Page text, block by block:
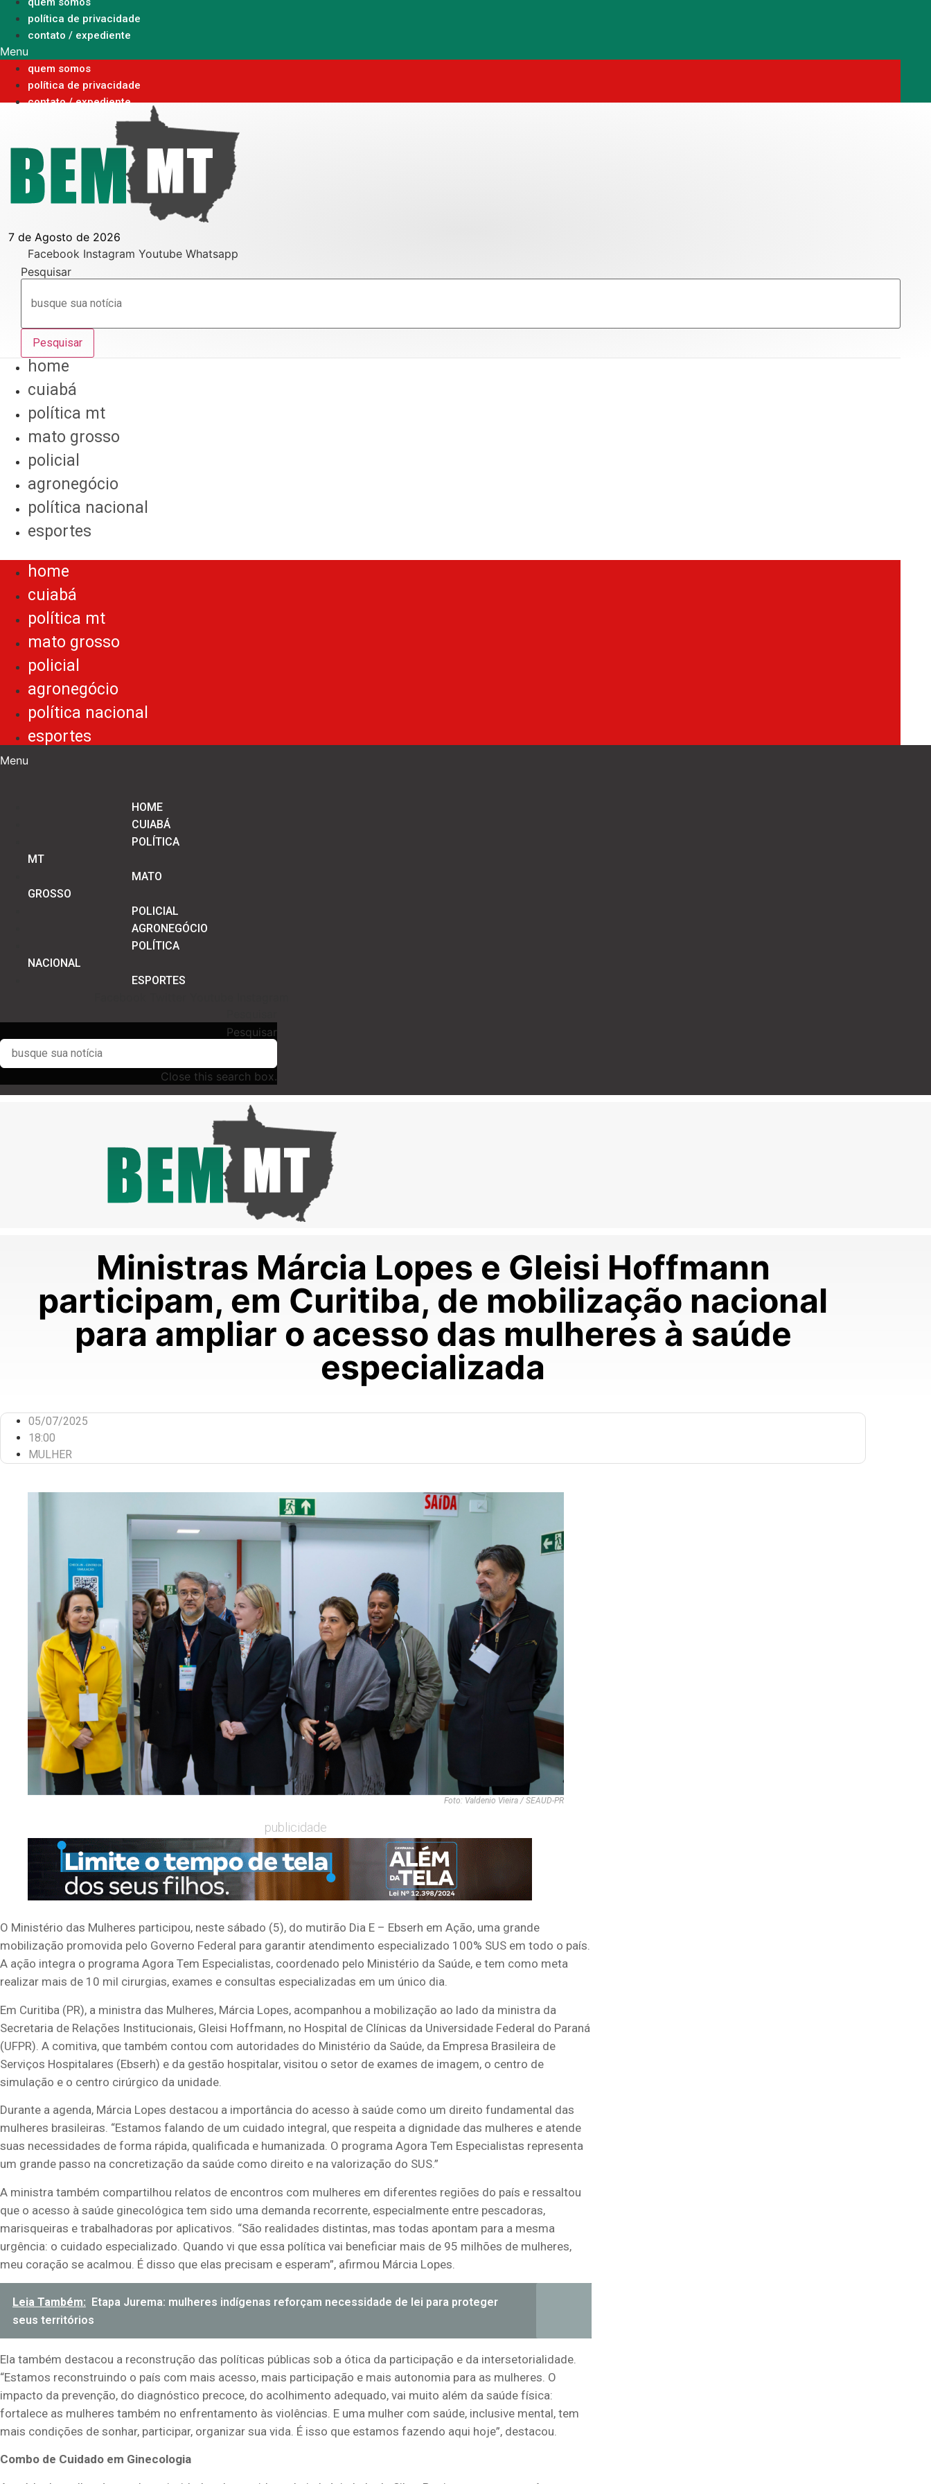
para
conteúdo
política de privacidade
contato / expediente
Menu
quem somos
política de privacidade
contato / expediente
7 de Agosto de 2026
Facebook Instagram Youtube Whatsapp
Pesquisar
Pesquisar
home
cuiabá
política mt
mato grosso
policial
agronegócio
política nacional
esportes
home
cuiabá
política mt
mato grosso
policial
agronegócio
política nacional
esportes
Menu
HOME
CUIABÁ
POLÍTICA
MT
MATO
GROSSO
POLICIAL
AGRONEGÓCIO
POLÍTICA
NACIONAL
ESPORTES
Pesquisar
Close this search box.
Ministras Márcia Lopes e Gleisi Hoffmann
participam, em Curitiba, de mobilização nacional
para ampliar o acesso das mulheres à saúde
especializada
05/07/2025
18:00
MULHER
Foto: Valdenio Vieira / SEAUD-PR
publicidade
O Ministério das Mulheres participou, neste sábado (5), do mutirão Dia E – Ebserh em Ação, uma grande
mobilização promovida pelo Governo Federal para garantir atendimento especializado 100% SUS em todo o país.
A ação integra o programa Agora Tem Especialistas, coordenado pelo Ministério da Saúde, e tem como meta
realizar mais de 10 mil cirurgias, exames e consultas especializadas em um único dia.
Em Curitiba (PR), a ministra das Mulheres, Márcia Lopes, acompanhou a mobilização ao lado da ministra da
Secretaria de Relações Institucionais, Gleisi Hoffmann, no Hospital de Clínicas da Universidade Federal do Paraná
(UFPR). A comitiva, que também contou com autoridades do Ministério da Saúde, da Empresa Brasileira de
Serviços Hospitalares (Ebserh) e da gestão hospitalar, visitou o setor de exames de imagem, o centro de
simulação e o centro cirúrgico da unidade.
Durante a agenda, Márcia Lopes destacou a importância do acesso à saúde como um direito fundamental das
mulheres brasileiras. “Estamos falando de um cuidado integral, que respeita a dignidade das mulheres e atende
suas necessidades de forma rápida, qualificada e humanizada. O programa Agora Tem Especialistas representa
um grande passo na concretização da saúde como direito e na valorização do SUS.”
A ministra também compartilhou relatos de encontros com mulheres em diferentes regiões do país e ressaltou
que o acesso à saúde ginecológica tem sido uma demanda recorrente, especialmente entre pescadoras,
marisqueiras e trabalhadoras por aplicativos. “São realidades distintas, mas todas apontam para a mesma
urgência: o cuidado especializado. Quando vi que essa política vai beneficiar mais de 95 milhões de mulheres,
meu coração se acalmou. É disso que elas precisam e esperam”, afirmou Márcia Lopes.
Leia Também: Etapa Jurema: mulheres indígenas reforçam necessidade de lei para proteger
seus territórios
Ela também destacou a reconstrução das políticas públicas sob a ótica da participação e da intersetorialidade.
“Estamos reconstruindo o país com mais acesso, mais participação e mais autonomia para as mulheres. O
impacto da prevenção, do diagnóstico precoce, do acolhimento adequado, vai muito além da saúde física:
fortalece as mulheres também no enfrentamento às violências. E uma mulher com saúde, inclusive mental, tem
mais condições de sonhar, participar, organizar sua vida. É isso que estamos fazendo aqui hoje”, destacou.
Combo de Cuidado em Ginecologia